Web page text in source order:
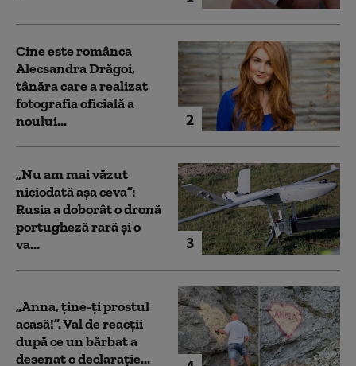
2
Cine este românca
Alecsandra Drăgoi,
tânăra care a realizat
fotografia oficială a
noului...
3
„Nu am mai văzut
niciodată așa ceva”:
Rusia a doborât o dronă
portugheză rară și o
va...
„Anna, ţine-ţi prostul
acasă!”. Val de reacții
după ce un bărbat a
desenat o declarație...